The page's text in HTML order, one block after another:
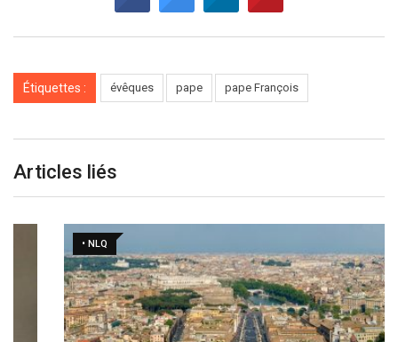
Étiquettes : évêques pape pape François
Articles liés